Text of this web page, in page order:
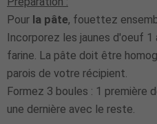
Pour la pâte, fouettez
Incorporez les jaunes d'oeuf
farine. La pâte doit être
parois de votre récipient.
Formez 3 boules : 1 première
une dernière avec le reste.